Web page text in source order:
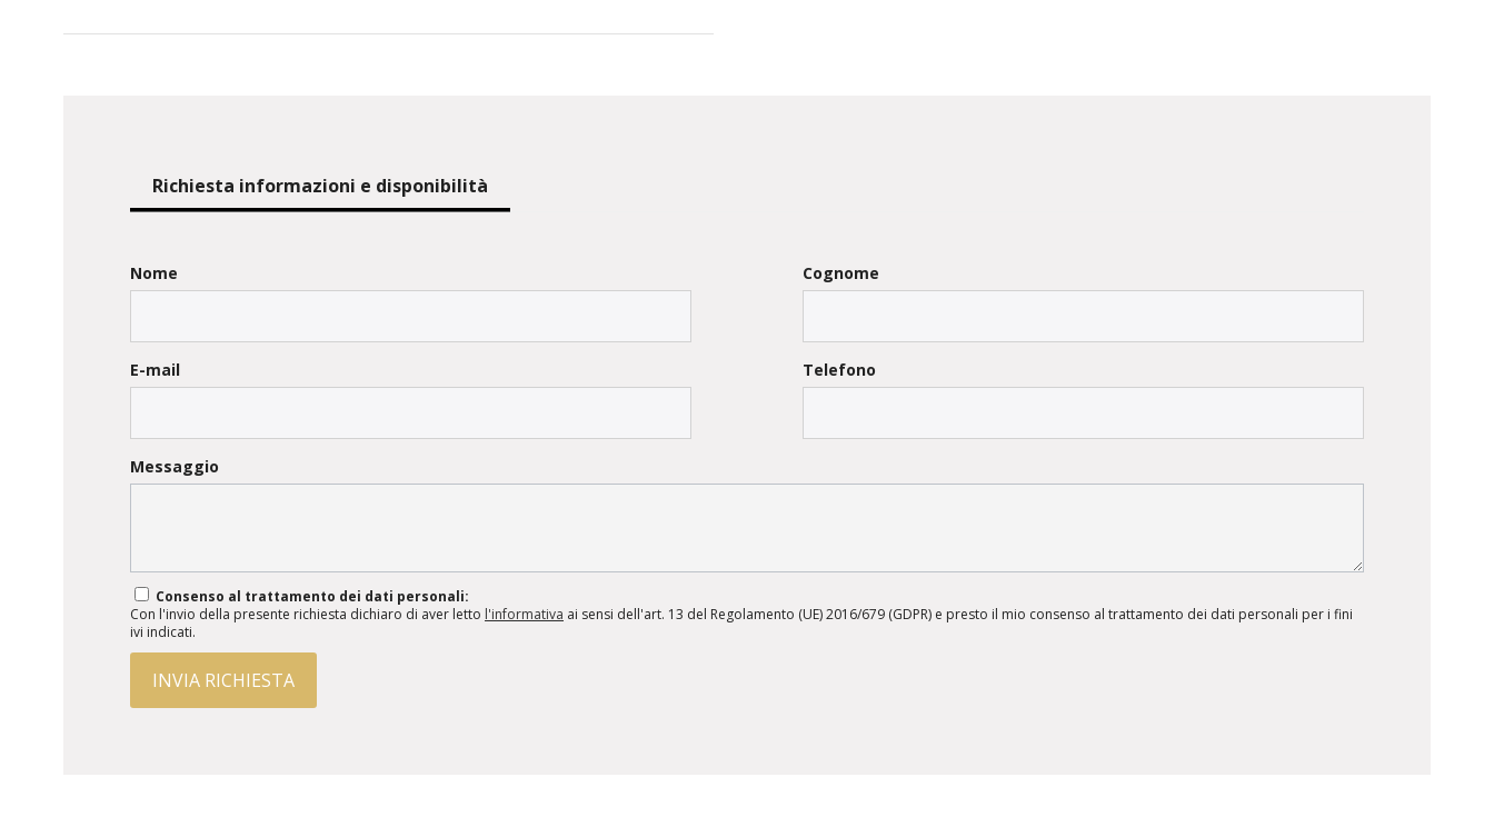
Richiesta informazioni e disponibilità
Nome Cognome
E-mail Telefono
Messaggio
Consenso al trattamento dei dati personali:
Con l'invio della presente richiesta dichiaro di aver letto l'informativa ai sensi dell'art. 13 del Regolamento (UE) 2016/679 (GDPR) e presto il mio consenso al trattamento dei dati personali per i fini
ivi indicati.
INVIA RICHIESTA